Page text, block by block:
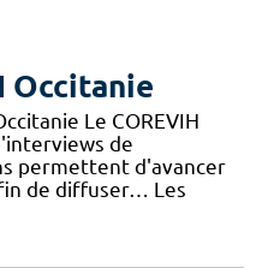
Occitanie
Le COREVIH
de
permettent d'avancer
de diffuser… Les